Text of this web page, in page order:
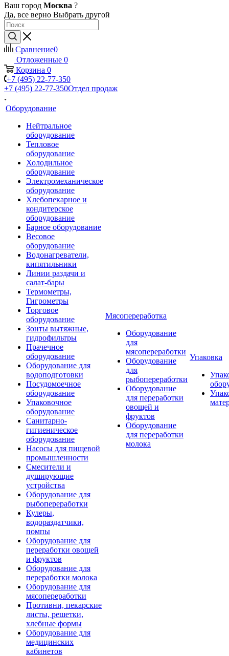
Ваш город Москва ?
Да, все верно Выбрать другой
Сравнение0
Отложенные 0
Корзина 0
+7 (495) 22-77-350
+7 (495) 22-77-350Отдел продаж
Оборудование
Нейтральное
оборудование
Тепловое
оборудование
Холодильное
оборудование
Электромеханическое
оборудование
Хлебопекарное и
кондитерское
оборудование
Барное оборудование
Весовое
оборудование
Водонагреватели,
кипятильники
Линии раздачи и
салат-бары
Термометры,
Гигрометры
Торговое
оборудование
Зонты вытяжные,
гидрофильтры
Прачечное
оборудование
Оборудование для
водоподготовки
Посудомоечное
оборудование
Упаковочное
оборудование
Санитарно-
гигиеническое
оборудование
Насосы для пищевой
промышленности
Смесители и
душирующие
устройства
Оборудование для
рыбопереработки
Кулеры,
водораздатчики,
помпы
Оборудование для
переработки овощей
и фруктов
Оборудование для
переработки молока
Оборудование для
мясопереработки
Противни, пекарские
листы, решетки,
хлебные формы
Оборудование для
медицинских
кабинетов
Мясопереработка
Оборудование
для
мясопереработки
Оборудование
для
рыбопереработки
Оборудование
для переработки
овощей и
фруктов
Оборудование
для переработки
молока
Упаковка